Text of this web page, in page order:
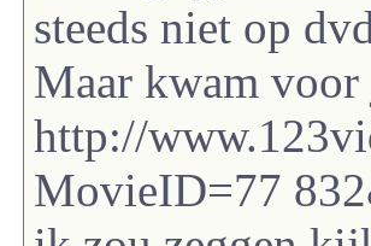
steeds niet op
Maar kwam
http://
MovieID=77